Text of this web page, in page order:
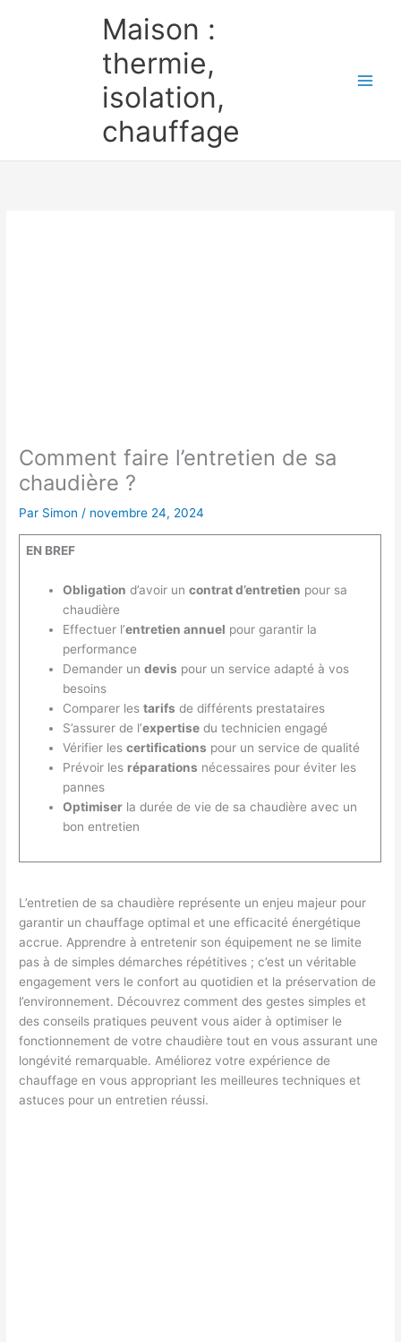
Maison :
thermie,
isolation,
chauffage
Comment faire l’entretien de sa
chaudière ?
Par Simon/ novembre 24, 2024
EN BREF
Obligation d’avoir un contrat d’entretien pour sa
chaudière
Effectuer l’entretien annuel pour garantir la
performance
Demander un devis pour un service adapté à vos
besoins
Comparer les tarifs de différents prestataires
S’assurer de l’expertisedu technicien engagé
Vérifier les certifications pour un service de qualité
Prévoir les réparations nécessaires pour éviter les
pannes
Optimiserla durée de vie de sa chaudière avec un
bon entretien
L’entretien de sa chaudière représente un enjeu majeur pour
garantir un chauffage optimal et une efficacité énergétique
accrue. Apprendre à entretenir son équipement ne se limite
pas à de simples démarches répétitives ; c’est un véritable
engagement vers le confort au quotidien et la préservation de
l’environnement. Découvrez comment des gestes simples et
des conseils pratiques peuvent vous aider à optimiser le
fonctionnement de votre chaudière tout en vous assurant une
longévité remarquable. Améliorez votre expérience de
chauffage en vous appropriant les meilleures techniques et
astuces pour un entretien réussi.